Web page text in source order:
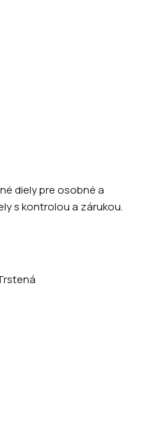
diely pre osobné a
s kontrolou a zárukou.